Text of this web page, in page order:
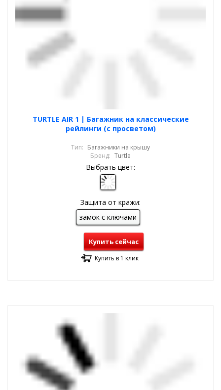
TURTLE AIR 1 | Багажник на классические
рейлинги (с просветом)
Тип: Багажники на крышу
Бренд: Turtle
Выбрать цвет:
Защита от кражи:
замок с ключами
Купить сейчас
Купить в 1 клик